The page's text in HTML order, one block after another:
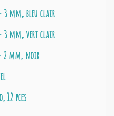
3 mm, bleu clair
3 mm, vert clair
2 mm, noir
12 pces